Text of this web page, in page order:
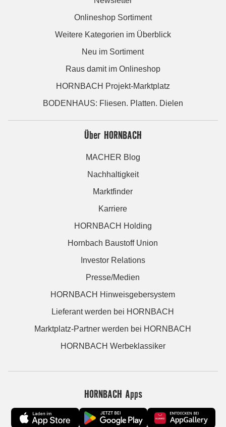
Onlineshop Sortiment
Weitere Kategorien im Überblick
Neu im Sortiment
Raus damit im Onlineshop
HORNBACH Projekt-Marktplatz
BODENHAUS: Fliesen. Platten. Dielen
Über HORNBACH
MACHER Blog
Nachhaltigkeit
Marktfinder
Karriere
HORNBACH Holding
Hornbach Baustoff Union
Investor Relations
Presse/Medien
HORNBACH Hinweisgebersystem
Lieferant werden bei HORNBACH
Marktplatz-Partner werden bei HORNBACH
HORNBACH Werbeklassiker
HORNBACH Apps